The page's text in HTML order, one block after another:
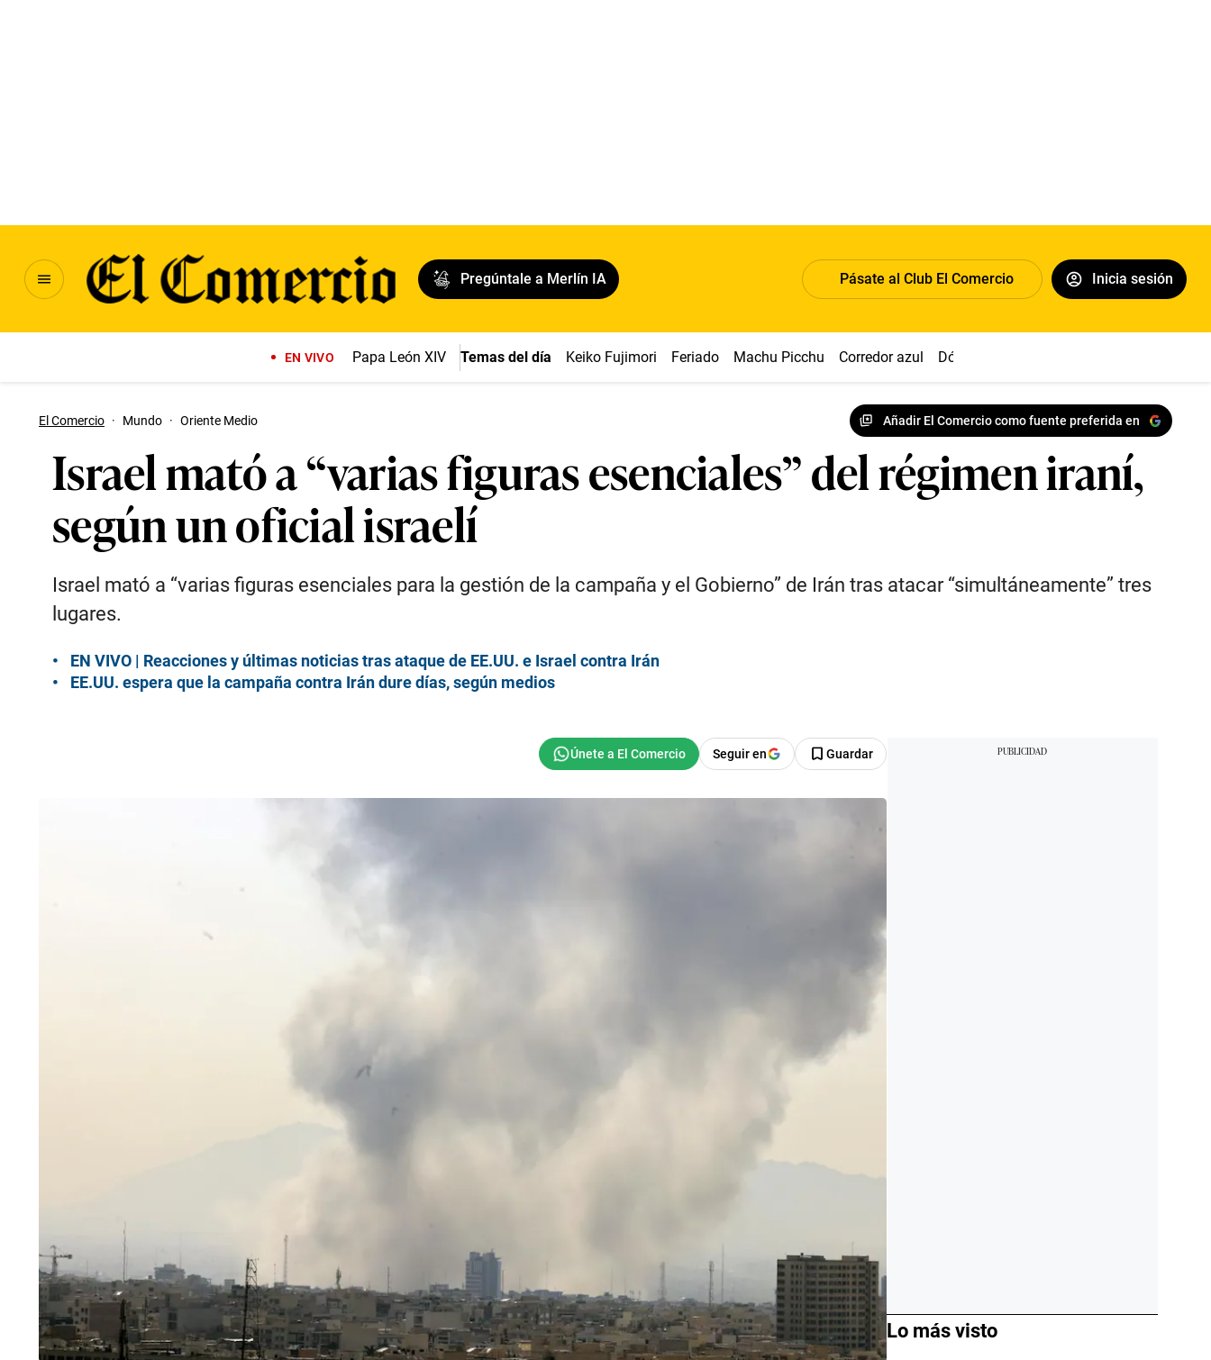
Pregúntale a Merlín IA Pásate al Club El Comercio Inicia sesión
EN VIVO Papa León XIV Temas del día Keiko Fujimori Feriado Machu Picchu Corredor azul Dólar
El Comercio · Mundo · Oriente Medio Añadir El Comercio como fuente preferida en
Israel mató a “varias figuras esenciales” del régimen iraní,
según un oficial israelí
Israel mató a “varias figuras esenciales para la gestión de la campaña y el Gobierno” de Irán tras atacar “simultáneamente” tres
lugares.
EN VIVO | Reacciones y últimas noticias tras ataque de EE.UU. e Israel contra Irán
EE.UU. espera que la campaña contra Irán dure días, según medios
Seguir en Guardar
Lo más visto